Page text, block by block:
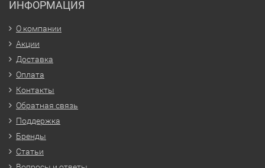
ИНФОРМАЦИЯ
О компании
Акции
Доставка
Оплата
Контакты
Обратная связь
Поддержка
Бренды
Статьи